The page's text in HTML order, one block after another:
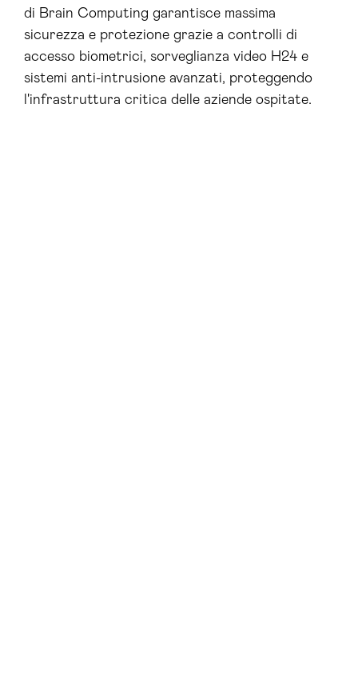
di Brain Computing garantisce massima
sicurezza e protezione grazie a controlli di
accesso biometrici, sorveglianza video H24 e
sistemi anti-intrusione avanzati, proteggendo
l'infrastruttura critica delle aziende ospitate.